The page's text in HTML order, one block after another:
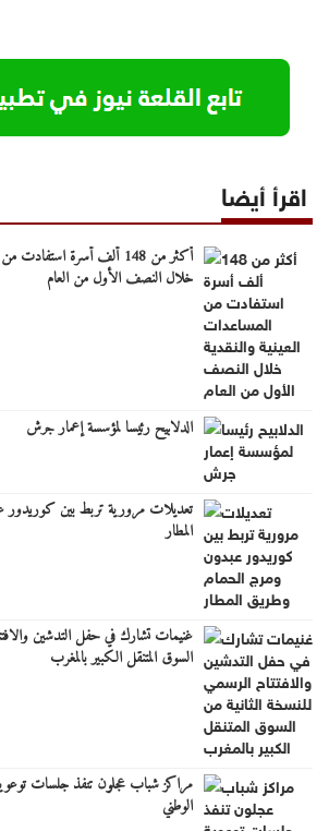
اقرأ أيضا
أكثر من 148 ألف أسرة
خلال النصف الأول من العام
الدلابيح رئيسا لمؤسسة إعمار جرش
تعديلات مرورية تربط بين كوريدور
المطار
غنيمات تشارك في حفل التدشين
السوق المتنقل الكبير بالمغرب
مراكز شباب عجلون تنفذ جلسات
الوطني